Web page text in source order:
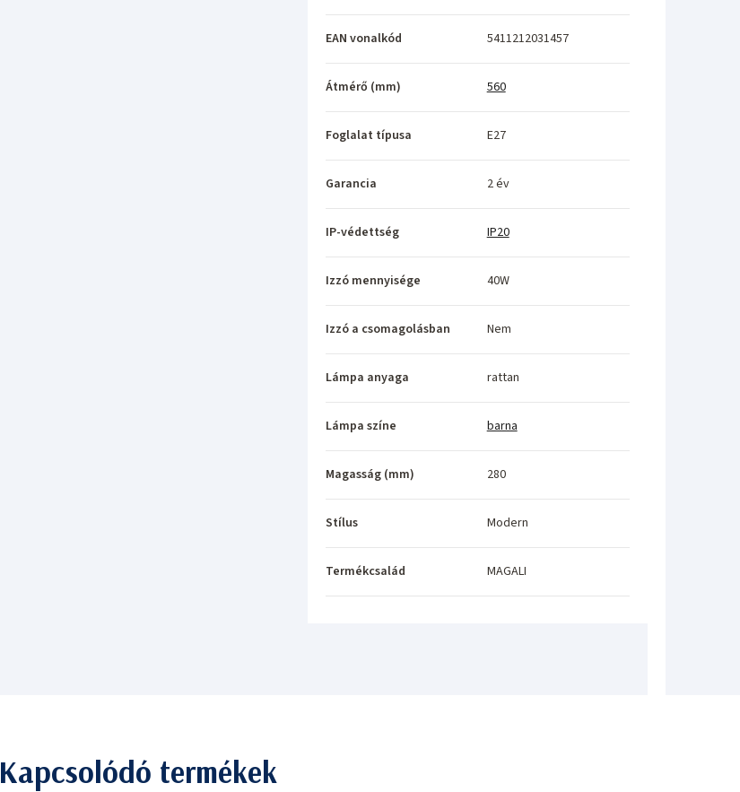
EAN vonalkód 5411212031457
Átmérő (mm) 560
Foglalat típusa E27
Garancia 2 év
IP-védettség IP20
Izzó mennyisége 40W
Izzó a csomagolásban Nem
Lámpa anyaga rattan
Lámpa színe barna
Magasság (mm) 280
Stílus Modern
Termékcsalád MAGALI
Kapcsolódó termékek